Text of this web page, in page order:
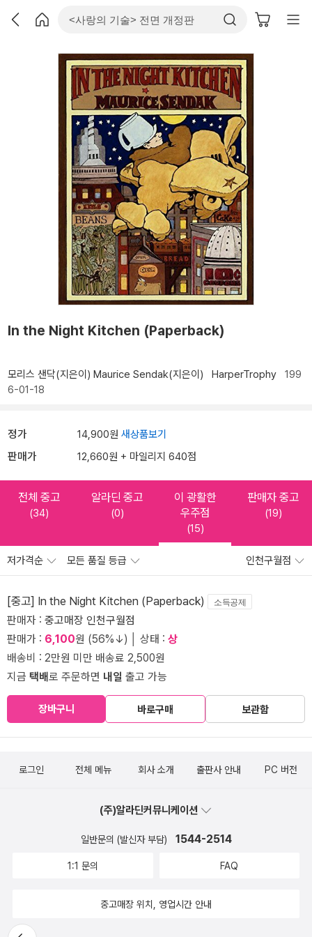
In the Night Kitchen (Paperback)
모리스 샌닥(지은이) Maurice Sendak(지은이) HarperTrophy 199
6-01-18
정가 14,900원 새상품보기
판매가 12,660원 + 마일리지 640점
전체 중고
(34)
알라딘 중고
(0)
이 광활한
우주점
(15)
판매자 중고
(19)
저가격순 모든 품질 등급 인천구월점
[중고] In the Night Kitchen (Paperback) 소득공제
판매자 : 중고매장 인천구월점
판매가 : 6,100원 (56%↓) │ 상태 : 상
배송비 : 2만원 미만 배송료 2,500원
지금 택배로 주문하면 내일 출고 가능
장바구니 바로구매 보관함
뒤로가
로그인 전체 메뉴 회사 소개 출판사 안내 PC 버전
(주)알라딘커뮤니케이션
일반문의 (발신자 부담) 1544-2514
1:1 문의 FAQ
중고매장 위치, 영업시간 안내